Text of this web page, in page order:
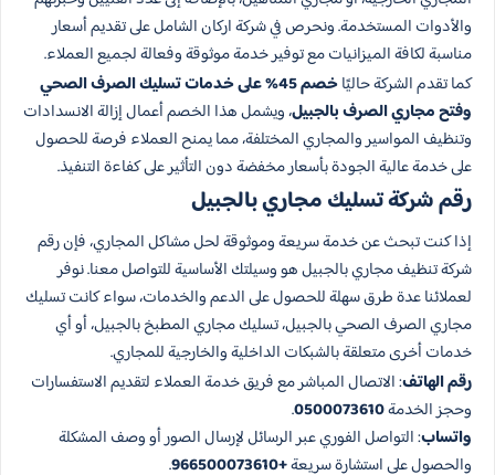
والأدوات المستخدمة. ونحرص في شركة اركان الشامل على تقديم أسعار
مناسبة لكافة الميزانيات مع توفير خدمة موثوقة وفعالة لجميع العملاء.
كما تقدم الشركة حاليًا
خصم 45% على خدمات تسليك الصرف الصحي
وفتح مجاري الصرف بالجبيل، ويشمل هذا الخصم أعمال إزالة الانسدادات
وتنظيف المواسير والمجاري المختلفة، مما يمنح العملاء فرصة للحصول
على خدمة عالية الجودة بأسعار مخفضة دون التأثير على كفاءة التنفيذ.
رقم شركة تسليك مجاري بالجبيل
إذا كنت تبحث عن خدمة سريعة وموثوقة لحل مشاكل المجاري، فإن رقم
شركة تنظيف مجاري بالجبيل هو وسيلتك الأساسية للتواصل معنا. نوفر
لعملائنا عدة طرق سهلة للحصول على الدعم والخدمات، سواء كانت تسليك
مجاري الصرف الصحي بالجبيل، تسليك مجاري المطبخ بالجبيل، أو أي
خدمات أخرى متعلقة بالشبكات الداخلية والخارجية للمجاري.
رقم الهاتف: الاتصال المباشر مع فريق خدمة العملاء لتقديم الاستفسارات
وحجز الخدمة0500073610
.
واتساب: التواصل الفوري عبر الرسائل لإرسال الصور أو وصف المشكلة
والحصول على استشارة سريعة+966500073610
.